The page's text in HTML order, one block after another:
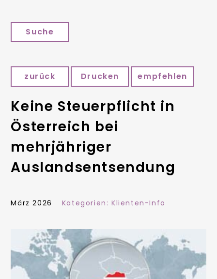
Suche
zurück Drucken empfehlen
Keine Steuerpflicht in
Österreich bei
mehrjähriger
Auslandsentsendung
März 2026 Kategorien: Klienten-Info